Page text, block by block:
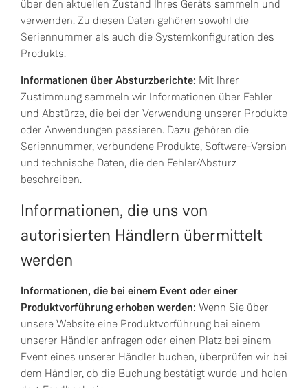
über den aktuellen Zustand Ihres Geräts sammeln und
verwenden. Zu diesen Daten gehören sowohl die
Seriennummer als auch die Systemkonfiguration des
Produkts.
Informationen über Absturzberichte: Mit Ihrer
Zustimmung sammeln wir Informationen über Fehler
und Abstürze, die bei der Verwendung unserer Produkte
oder Anwendungen passieren. Dazu gehören die
Seriennummer, verbundene Produkte, Software-Version
und technische Daten, die den Fehler/Absturz
beschreiben.
Informationen, die uns von
autorisierten Händlern übermittelt
werden
Informationen, die bei einem Event oder einer
Produktvorführung erhoben werden: Wenn Sie über
unsere Website eine Produktvorführung bei einem
unserer Händler anfragen oder einen Platz bei einem
Event eines unserer Händler buchen, überprüfen wir bei
dem Händler, ob die Buchung bestätigt wurde und holen